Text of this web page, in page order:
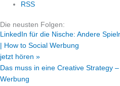
RSS
Die neusten Folgen:
LinkedIn für die Nische: Andere
| How to Social Werbung
jetzt hören »
Das muss in eine Creative Strategy
Werbung